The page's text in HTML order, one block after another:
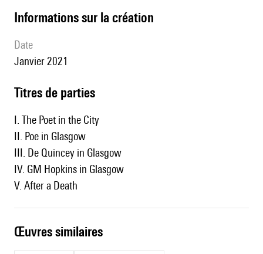
informations sur la création
date
Janvier 2021
Titres de parties
I. The Poet in the City
II. Poe in Glasgow
III. De Quincey in Glasgow
IV. GM Hopkins in Glasgow
V. After a Death
œuvres similaires